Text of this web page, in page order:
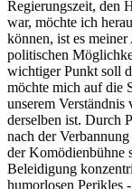
Regierungszeit, den
war, möchte ich
können, ist es
politischen
wichtiger Punkt soll
möchte mich auf die
unserem
derselben ist. Durch
nach der
der Komödienbühne
Beleidigung
humorlosen Perikles